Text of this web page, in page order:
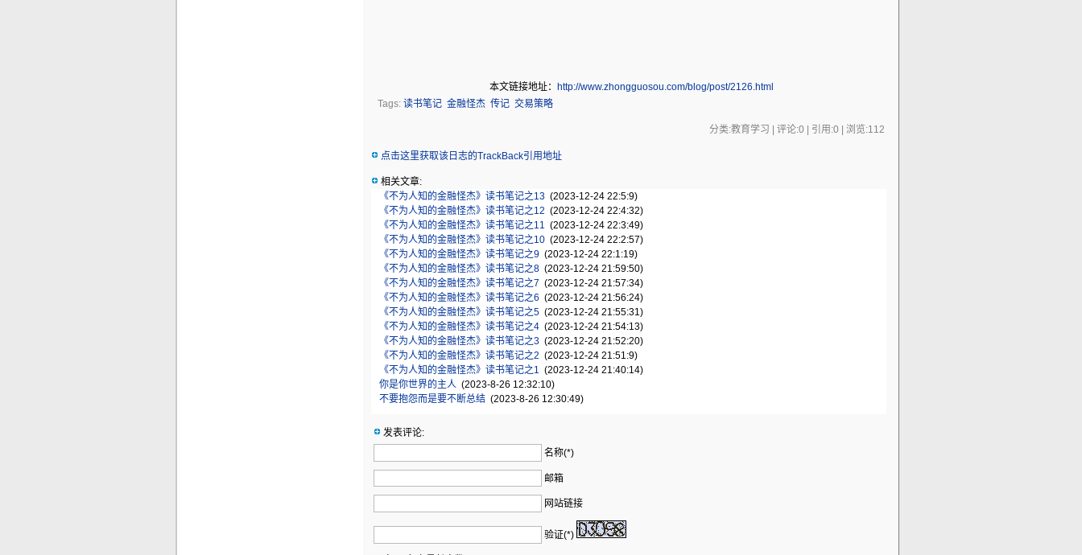
本文链接地址：
http://www.zhongguosou.com/blog/post/2126.html
Tags: 读书笔记 金融怪杰 传记 交易策略
分类:教育学习 | 评论:0 | 引用:0 | 浏览:112
点击这里获取该日志的TrackBack引用地址
相关文章:
《不为人知的金融怪杰》读书笔记之13 (2023-12-24 22:5:9)
《不为人知的金融怪杰》读书笔记之12 (2023-12-24 22:4:32)
《不为人知的金融怪杰》读书笔记之11 (2023-12-24 22:3:49)
《不为人知的金融怪杰》读书笔记之10 (2023-12-24 22:2:57)
《不为人知的金融怪杰》读书笔记之9 (2023-12-24 22:1:19)
《不为人知的金融怪杰》读书笔记之8 (2023-12-24 21:59:50)
《不为人知的金融怪杰》读书笔记之7 (2023-12-24 21:57:34)
《不为人知的金融怪杰》读书笔记之6 (2023-12-24 21:56:24)
《不为人知的金融怪杰》读书笔记之5 (2023-12-24 21:55:31)
《不为人知的金融怪杰》读书笔记之4 (2023-12-24 21:54:13)
《不为人知的金融怪杰》读书笔记之3 (2023-12-24 21:52:20)
《不为人知的金融怪杰》读书笔记之2 (2023-12-24 21:51:9)
《不为人知的金融怪杰》读书笔记之1 (2023-12-24 21:40:14)
你是你世界的主人 (2023-8-26 12:32:10)
不要抱怨而是要不断总结 (2023-8-26 12:30:49)
发表评论:
名称(*)
邮箱
网站链接
验证(*)